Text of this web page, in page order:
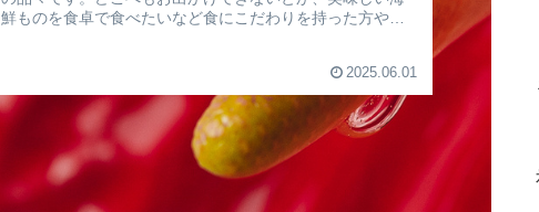
鮮ものを食卓で食べたいなど食にこだわりを持った方や、
2025.06.01